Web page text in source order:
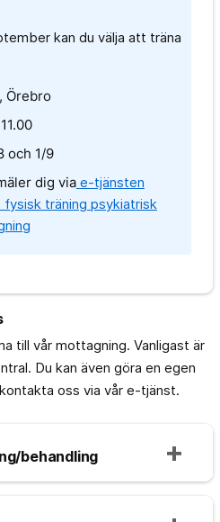
kan du välja att träna
Örebro
och 1/9
dig via e-tjänsten
fysisk träning psykiatrisk
till vår mottagning. Vanligast är
Du kan även göra en egen
oss via vår e-tjänst.
behandling